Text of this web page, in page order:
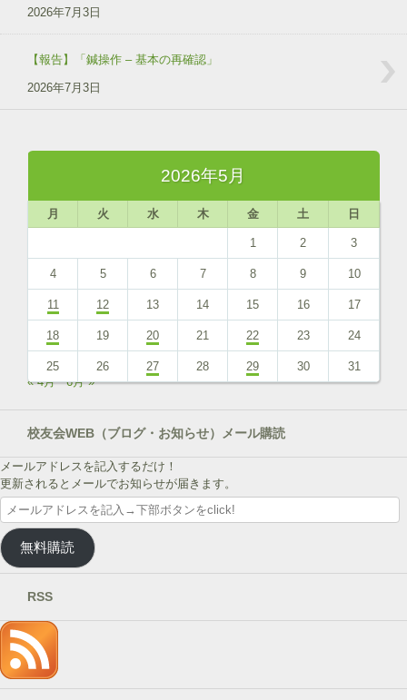
2026年7月3日
【報告】「鍼操作 – 基本の再確認」
2026年7月3日
2026年5月
月 火 水 木 金 土 日
1 2 3
4 5 6 7 8 9 10
11 12 13 14 15 16 17
18 19 20 21 22 23 24
25 26 27 28 29 30
31
« 4月
6月 »
校友会WEB（ブログ・お知らせ）メール購読
メールアドレスを記入するだけ！
更新されるとメールでお知らせが届きます。
ー
ル
ア
ド
を
記
入
→
無料購読
RSS